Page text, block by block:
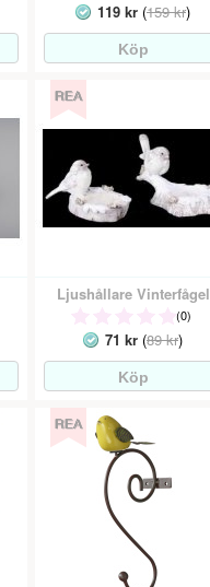
119 kr (159 kr)
Ljushållare Vinterfågel
(0)
71 kr (89 kr)